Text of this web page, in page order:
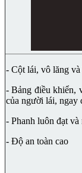
- Cột lái, vô lăng và
- Bảng điều khiển,
của người lái, ngay
- Phanh luôn đạt
- Độ an toàn cao